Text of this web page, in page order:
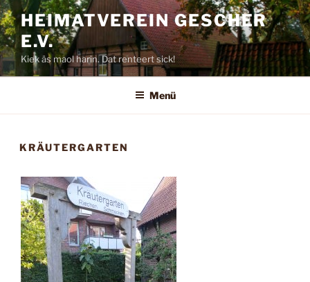
Zum
Inhalt
springen
HEIMATVEREIN GESCHER
E.V.
Kiek äs maol harin. Dat renteert sick!
Menü
KRÄUTERGARTEN